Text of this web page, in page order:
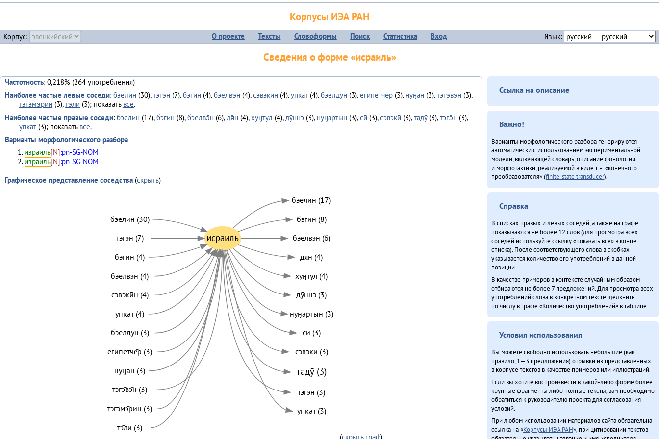
Корпусы ИЭА РАН
Корпус: О проекте Тексты Словоформы Поиск Статистика Вход Язык:
Сведения о форме «исраиль»
Частотность: 0,218% (264 употребления)
Наиболее частые левые соседи: бэелин (30),тэгэ̄н (7),бэгин (4),бэелвэ̄н (4),сэвэкӣн (4),упкат(4),бэелдӯн (3),египетче̄р(3), нуӈан (3),тэгэ̄вэ̄н (3),
тэгэмэ̄рин (3),тэ̄лӣ (3); показать все.
Наиболее частые правые соседи: бэелин (17),бэгин (8),бэелвэ̄н (6), дя̄н (4),хуӈтул (4), дӯннэ(3), нуӈартын (3),сӣ (3),сэвэкӣ (3),тадӯ(3),тэгэ̄н (3),
упкат (3); показать все.
Варианты морфологического разбора
израиль[N]:pn-SG-NOM
израиль[N]:pn-SG-NOM
Графическое представление соседства(скрыть)
исраиль
бэелин (17)
бэгин (8)
бэелвэ̄н (6)
дя̄н (4)
хуӈтул (4)
дӯннэ (3)
нуӈартын (3)
сӣ (3)
сэвэкӣ (3)
тадӯ (3)
тэгэ̄н (3)
упкат (3)
бэелин (30)
тэгэ̄н (7)
бэгин (4)
бэелвэ̄н (4)
сэвэкӣн (4)
упкат (4)
бэелдӯн (3)
египетче̄р (3)
нуӈан (3)
тэгэ̄вэ̄н (3)
тэгэмэ̄рин (3)
тэ̄лӣ (3)
(скрыть граф)
Ссылка на описание
Важно!
Варианты морфологического разбора генерируются
автоматически с использованием экспериментальной
модели, включающей словарь, описание фонологии
и морфотактики, реализуемой в виде т.н. «конечного
преобразователя» (finite-state transducer).
Справка
В списках правых и левых соседей, а также на графе
показываются не более 12 слов (для просмотра всех
соседей используйте ссылку «показать все» в конце
списка). После соответствующего слова в скобках
указывается количество его употреблений в данной
позиции.
В качестве примеров в контексте случайным образом
отбираются не более 7 предложений. Для просмотра всех
употреблений слова в конкретном тексте щелкните
по числу в графе «Количество употреблений» в таблице.
Условия использования
Вы можете свободно использовать небольшие (как
правило, 1—3 предложения) отрывки из представленных
в корпусе текстов в качестве примеров или иллюстраций.
Если вы хотите воспроизвести в какой-либо форме более
крупные фрагменты либо полные тексты, вам необходимо
обратиться к руководителю проекта для согласования
условий.
При любом использовании материалов сайта обязательна
ссылка на «Корпусы ИЭА РАН», при цитировании текстов